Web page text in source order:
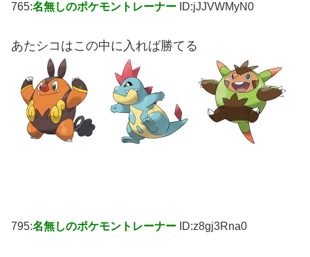
765:名無しのポケモントレーナー ID:jJJVWMyN0
あたシコはこの中に入れば勝てる
795:名無しのポケモントレーナー ID:z8gj3Rna0